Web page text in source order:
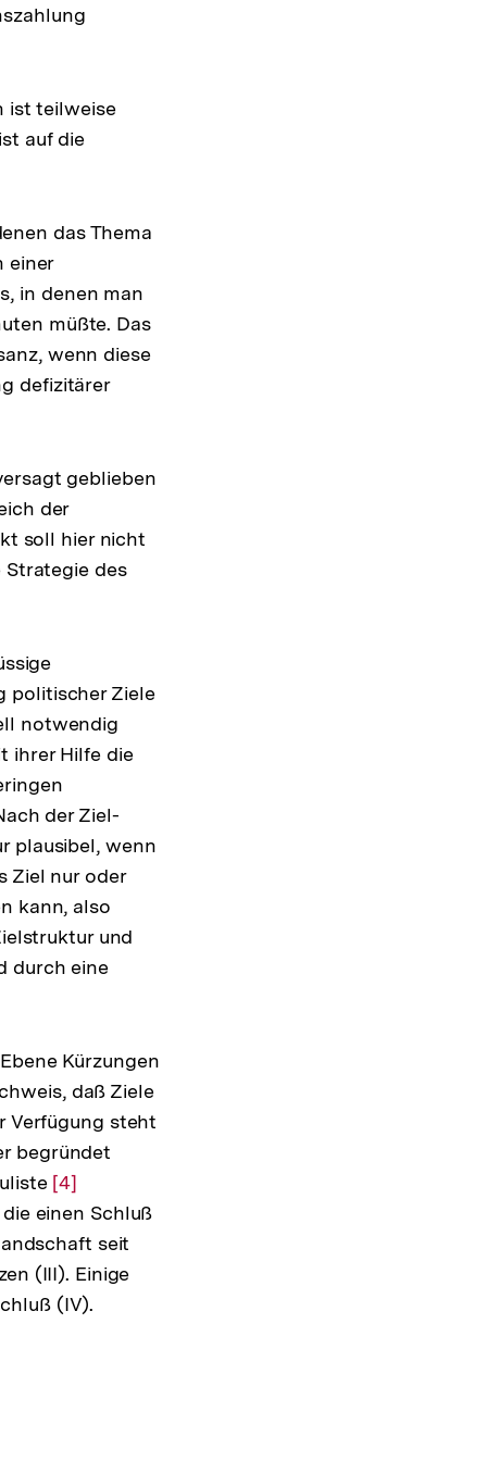
ist teilweise
auf die
das Thema
einer
in denen man
müßte. Das
wenn diese
defizitärer
geblieben
der
soll hier nicht
des
politischer Ziele
notwendig
ihrer Hilfe die
der Ziel-
plausibel, wenn
Ziel nur oder
kann, also
und
durch eine
Kürzungen
daß Ziele
Verfügung steht
begründet
Zur
Auflösung
der
Fußnote
[4]
einen Schluß
seit
(III). Einige
(IV).